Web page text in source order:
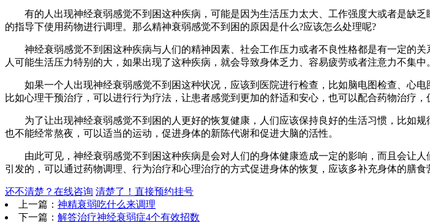
有的人出现神经衰弱感觉不到困这种疾病，可能是因为生活压力太大、工作强度大或者是缺
的指导下使用药物进行调理。那么精神衰弱感觉不到困的原因是什么?应该怎么处理呢? ​
神经衰弱感觉不到困这种疾病与人们的精神因素、社会工作压力或者不良性格都是有一定的
人可能生活压力特别的大，如果出现了这种疾病，就会导致身体乏力、容易疲劳或者注意力不集中
如果一个人出现神经衰弱感觉不到困这种状况，应该到医院进行检查，比如脑电图检查、心电
比如心理干预治疗，可以进行行为疗法，让患者感觉到更加的舒适和安心，也可以配合药物治疗，
为了让出现神经衰弱感觉不到困的人更好的恢复健康，人们应该保持良好的生活习惯，比如规
也不能经常熬夜，可以适当的运动，促进身体的新陈代谢和促进大脑的活性。
由此可见，神经衰弱感觉不到困这种疾病是会对人们的身体健康造成一定的影响，而且会让
引发的，可以通过药物调理、行为治疗和心理治疗的方式促进身体的恢复，应该多补充身体的膳食
还不清楚？在线咨询 清楚了！直接预约挂号
上一篇： 神精衰弱吃什么来调理
下一篇： 解答治疗神经衰弱症4个有效招数